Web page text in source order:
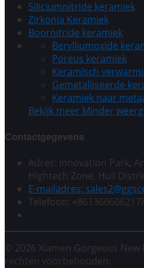
Siliciumnitride keramiek
Zirkonia Keramiek
Boornitride keramiek
Berylliumoxide
Poreus keramiek
Keramisch
Gemetalliseerde
Keramiek naar
Bekijk meer Minder
Contactgegevens
Adres: Innovation Park,
Hightech Zone, Huli
E-mailadres:
Telefoon:
© 2026 Xiamen Gorgeous New
rechten voorbehouden.